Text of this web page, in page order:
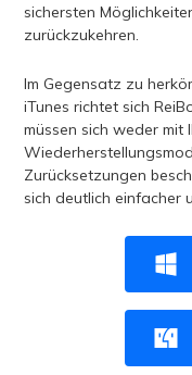
sichersten
zurückzukehren.
Im Gegensatz zu
iTunes richtet sich
müssen sich weder mit
Zurücksetzungen
sich deutlich einfacher